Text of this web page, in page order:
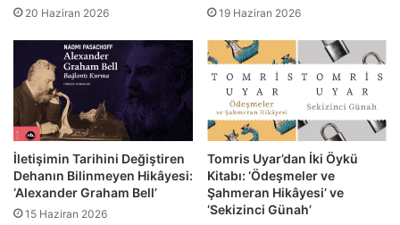
20 Haziran 2026 19 Haziran 2026
İletişimin Tarihini Değiştiren
Dehanın Bilinmeyen Hikâyesi:
‘Alexander Graham Bell’
15 Haziran 2026
Tomris Uyar’dan İki Öykü
Kitabı: ‘Ödeşmeler ve
Şahmeran Hikâyesi’ ve
‘Sekizinci Günah’